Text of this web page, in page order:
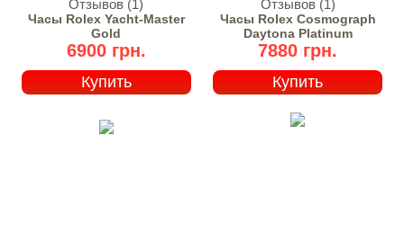
Отзывов (1)
Часы Rolex Yacht-Master
Gold
6900 грн.
Купить
Отзывов (1)
Часы Rolex Cosmograph
Daytona Platinum
7880 грн.
Купить